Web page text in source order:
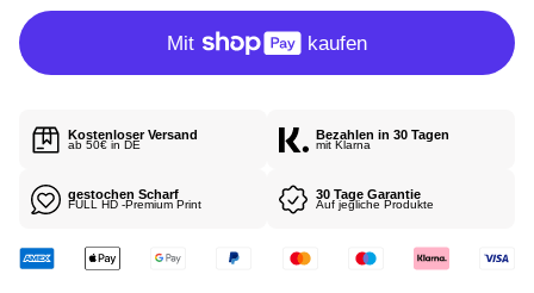
R
P
R
Kostenloser Versand
ab 50€ in DE
Bezahlen in 30 Tagen
mit Klarna
gestochen Scharf
FULL HD -Premium Print
30 Tage Garantie
Auf jegliche Produkte